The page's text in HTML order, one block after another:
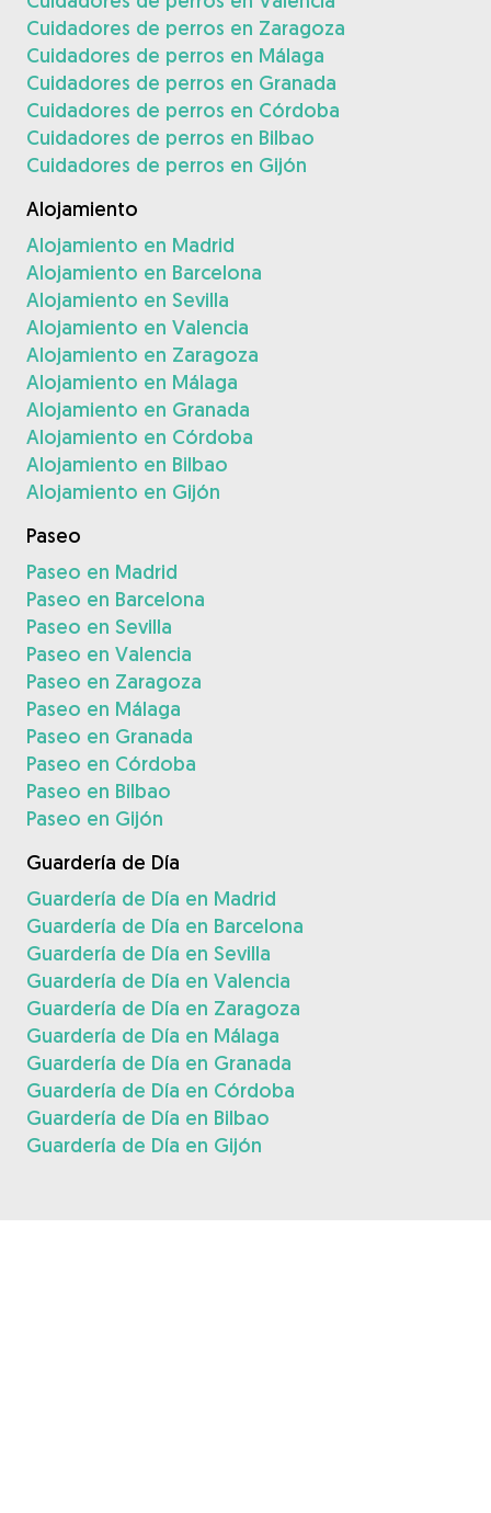
Cuidadores de perros en Zaragoza
Cuidadores de perros en Málaga
Cuidadores de perros en Granada
Cuidadores de perros en Córdoba
Cuidadores de perros en Bilbao
Cuidadores de perros en Gijón
Alojamiento
Alojamiento en Madrid
Alojamiento en Barcelona
Alojamiento en Sevilla
Alojamiento en Valencia
Alojamiento en Zaragoza
Alojamiento en Málaga
Alojamiento en Granada
Alojamiento en Córdoba
Alojamiento en Bilbao
Alojamiento en Gijón
Paseo
Paseo en Madrid
Paseo en Barcelona
Paseo en Sevilla
Paseo en Valencia
Paseo en Zaragoza
Paseo en Málaga
Paseo en Granada
Paseo en Córdoba
Paseo en Bilbao
Paseo en Gijón
Guardería de Día
Guardería de Día en Madrid
Guardería de Día en Barcelona
Guardería de Día en Sevilla
Guardería de Día en Valencia
Guardería de Día en Zaragoza
Guardería de Día en Málaga
Guardería de Día en Granada
Guardería de Día en Córdoba
Guardería de Día en Bilbao
Guardería de Día en Gijón